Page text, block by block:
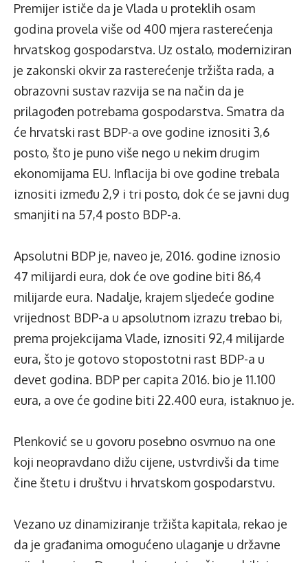
Premijer ističe da je Vlada u proteklih osam
godina provela više od 400 mjera rasterećenja
hrvatskog gospodarstva. Uz ostalo, moderniziran
je zakonski okvir za rasterećenje tržišta rada, a
obrazovni sustav razvija se na način da je
prilagođen potrebama gospodarstva. Smatra da
će hrvatski rast BDP-a ove godine iznositi 3,6
posto, što je puno više nego u nekim drugim
ekonomijama EU. Inflacija bi ove godine trebala
iznositi između 2,9 i tri posto, dok će se javni dug
smanjiti na 57,4 posto BDP-a.
Apsolutni BDP je, naveo je, 2016. godine iznosio
47 milijardi eura, dok će ove godine biti 86,4
milijarde eura. Nadalje, krajem sljedeće godine
vrijednost BDP-a u apsolutnom izrazu trebao bi,
prema projekcijama Vlade, iznositi 92,4 milijarde
eura, što je gotovo stopostotni rast BDP-a u
devet godina. BDP per capita 2016. bio je 11.100
eura, a ove će godine biti 22.400 eura, istaknuo je.
Plenković se u govoru posebno osvrnuo na one
koji neopravdano dižu cijene, ustvrdivši da time
čine štetu i društvu i hrvatskom gospodarstvu.
Vezano uz dinamiziranje tržišta kapitala, rekao je
da je građanima omogućeno ulaganje u državne